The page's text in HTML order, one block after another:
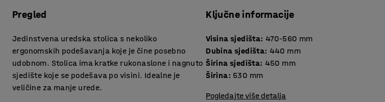
Pregled
Jedinstvena uredska stolica s nekoliko
ergonomskih podešavanja koje je čine posebno
udobnom. Stolica ima kratke rukonaslone i nagnuto
sjedište koje se podešava po visini. Idealne je
veličine za manje urede.
Ključne informacije
Visina sjedišta: 470-560 mm
Dubina sjedišta: 440 mm
Širina sjedišta: 450 mm
Širina: 530 mm
Pogledajte više detalja